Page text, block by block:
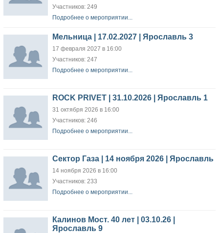
Участников: 249
Подробнее о мероприятии...
Мельница | 17.02.2027 | Ярославль 3
17 февраля 2027 в 16:00
Участников: 247
Подробнее о мероприятии...
ROCK PRIVET | 31.10.2026 | Ярославль 1
31 октября 2026 в 16:00
Участников: 246
Подробнее о мероприятии...
Сектор Газа | 14 ноября 2026 | Ярославль
14 ноября 2026 в 16:00
Участников: 233
Подробнее о мероприятии...
Калинов Мост. 40 лет | 03.10.26 |
Ярославль 9